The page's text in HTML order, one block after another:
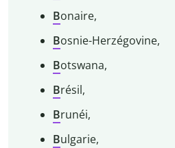
Bonaire,
Bosnie-Herzégovine,
Botswana,
Brésil,
Brunéi,
Bulgarie,